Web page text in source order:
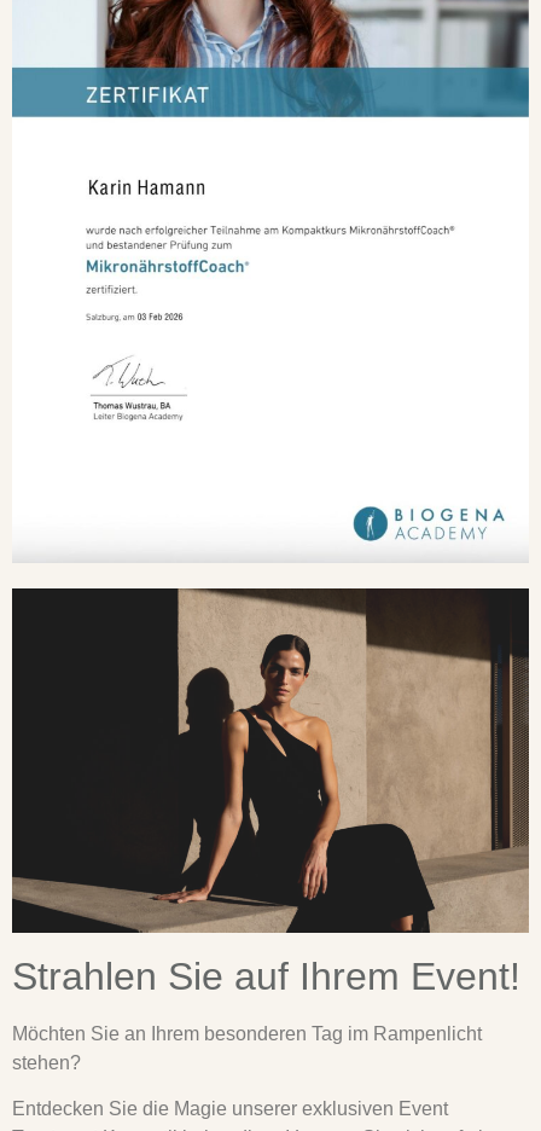
Strahlen Sie auf Ihrem Event!
Möchten Sie an Ihrem besonderen Tag im Rampenlicht
stehen?
Entdecken Sie die Magie unserer exklusiven Event